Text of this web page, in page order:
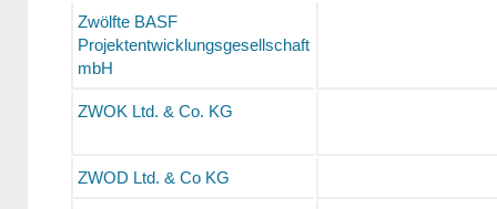
Zwölfte BASF
Projektentwicklungsgesellschaft
mbH
ZWOK Ltd. & Co. KG
ZWOD Ltd. & Co KG